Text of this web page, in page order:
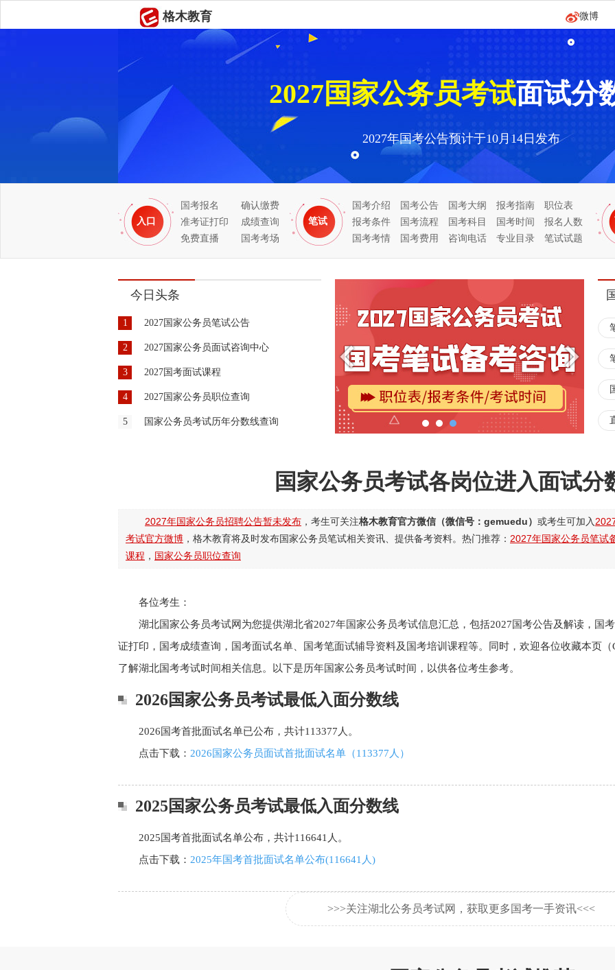
2027国家公务员考试面试分
2027年国考公告预计于10月14日发布
入口
国考报名
确认缴费
准考证打印
成绩查询
免费直播
国考考场
笔试
国考介绍 国考公告 国考大纲 报考指南
职位表
报考条件
国考流程 国考科目 国考时间
报名人数
国考考情
国考费用 咨询电话 专业目录 笔试试题
国家公务员考试各岗位进入面试分
各位考生：
湖北国家公务员考试网为您提供湖北省2027年国家公务员考试信息汇总，包括2027国考公告及解读，国
证打印，国考成绩查询，国考面试名单、国考笔面试辅导资料及国考培训课程等。同时，欢迎各位收藏本页
了解湖北国考考试时间相关信息。以下是历年国家公务员考试时间，以供各位考生参考。
2026国家公务员考试最低入面分数线
2026国考首批面试名单已公布，共计113377人。
点击下载： 2026国家公务员面试首批面试名单（113377人）
2025国家公务员考试最低入面分数线
2025国考首批面试名单公布，共计116641人。
点击下载： 2025年国考首批面试名单公布(116641人)
>>>关注湖北公务员考试网，获取更多国考一手资讯<<<